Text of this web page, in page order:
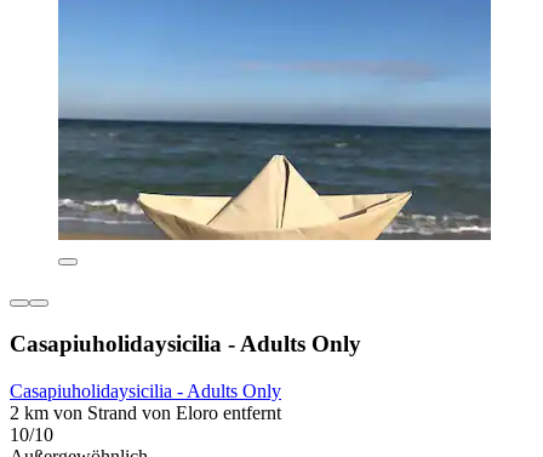
Casapiuholidaysicilia - Adults Only
Casapiuholidaysicilia - Adults Only
2 km von Strand von Eloro entfernt
10/10